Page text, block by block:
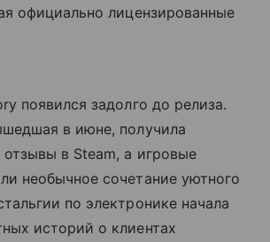
официально лицензированные
появился задолго до релиза.
в июне, получила
в Steam, а игровые
необычное сочетание уютного
по электронике начала
историй о клиентах